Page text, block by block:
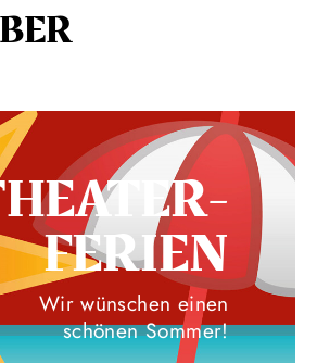
FERIEN
Wir wünschen einen
schönen Sommer!